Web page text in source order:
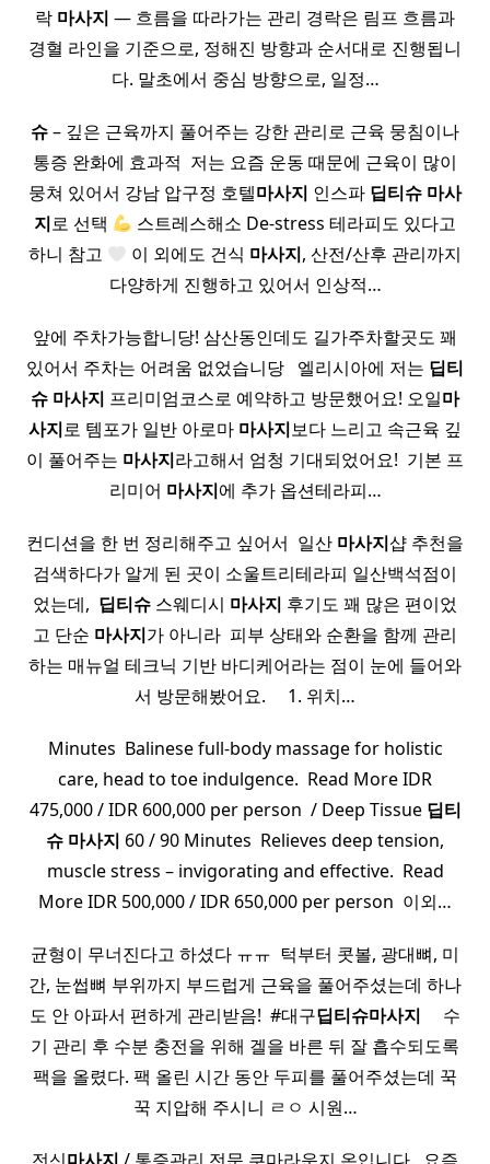
락 마사지 — 흐름을 따라가는 관리 경락은 림프 흐름과
경혈 라인을 기준으로, 정해진 방향과 순서대로 진행됩니
다. 말초에서 중심 방향으로, 일정…
슈– 깊은 근육까지 풀어주는 강한 관리로 근육 뭉침이나
통증 완화에 효과적 ​ 저는 요즘 운동 때문에 근육이 많이
뭉쳐 있어서 강남 압구정 호텔마사지 인스파 딥티슈 마사
지로 선택
스트레스해소 De-stress 테라피도 있다고
하니 참고
이 외에도 건식 마사지, 산전/산후 관리까지
다양하게 진행하고 있어서 인상적…
앞에 주차가능합니당! 삼산동인데도 길가주차할곳도 꽤
있어서 주차는 어려움 없었습니당 ​ ​ 엘리시아에 저는 딥티
슈 마사지 프리미엄코스로 예약하고 방문했어요! 오일마
사지로 템포가 일반 아로마 마사지보다 느리고 속근육 깊
이 풀어주는 마사지라고해서 엄청 기대되었어요! ​ 기본 프
리미어 마사지에 추가 옵션테라피…
컨디션을 한 번 정리해주고 싶어서 ​ 일산 마사지샵 추천을
검색하다가 알게 된 곳이 소울트리테라피 일산백석점이
었는데, ​ 딥티슈 스웨디시 마사지 후기도 꽤 많은 편이었
고 단순 마사지가 아니라 ​ 피부 상태와 순환을 함께 관리
하는 매뉴얼 테크닉 기반 바디케어라는 점이 눈에 들어와
서 방문해봤어요. ​ ​ ​ ​ 1. 위치…
Minutes ​ Balinese full-body massage for holistic
care, head to toe indulgence. ​ Read More IDR
475,000 / IDR 600,000 per person ​ / Deep Tissue 딥티
슈 마사지 60 / 90 Minutes ​ Relieves deep tension,
muscle stress – invigorating and effective. ​ Read
More IDR 500,000 / IDR 650,000 per person ​ 이외…
균형이 무너진다고 하셨다 ㅠㅠ ​ 턱부터 콧볼, 광대뼈, 미
간, 눈썹뼈 부위까지 부드럽게 근육을 풀어주셨는데 하나
도 안 아파서 편하게 관리받음! ​ #대구딥티슈마사지 ​ ​ ​ ​ 수
기 관리 후 수분 충전을 위해 겔을 바른 뒤 잘 흡수되도록
팩을 올렸다. 팩 올린 시간 동안 두피를 풀어주셨는데 꾹
꾹 지압해 주시니 ㄹㅇ 시원…